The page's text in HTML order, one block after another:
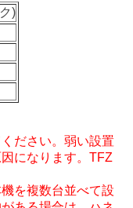
)
ださい。弱い設置
になります。TFZ
を複数台並べて設